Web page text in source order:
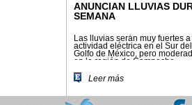
ANUNCIAN LLUVIAS
SEMANA
Las lluvias serán muy fuertes
actividad eléctrica en el Sur
Golfo de México, pero
en la región de Campeche.
Leer más